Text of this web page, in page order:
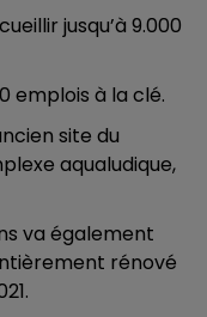
jusqu’à 9.000
emplois à la clé.
site du
aqualudique,
va également
rénové